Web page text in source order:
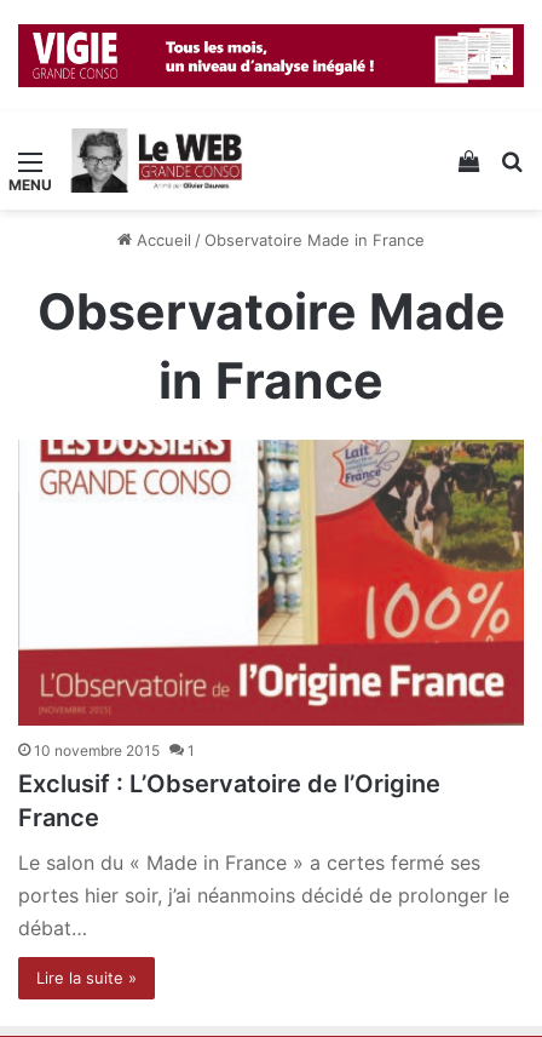
Menu Voir
Accueil /Observatoire Made in France
Observatoire Made
in France
10 novembre 2015 1
Exclusif : L’Observatoire de l’Origine
France
Le salon du « Made in France » a certes fermé ses
portes hier soir, j’ai néanmoins décidé de prolonger le
débat…
Lire la suite »